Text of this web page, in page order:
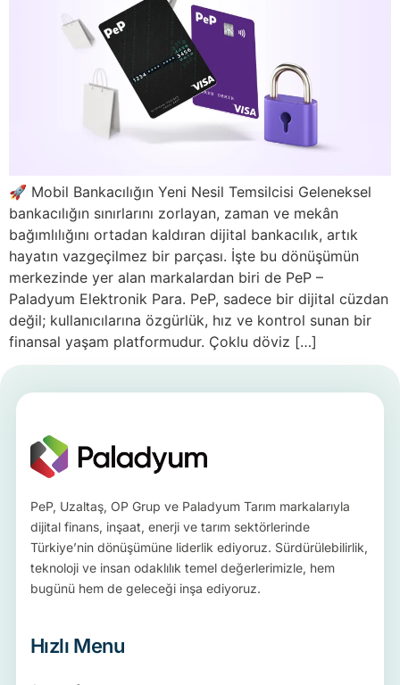
🚀 Mobil Bankacılığın Yeni Nesil Temsilcisi Geleneksel
bankacılığın sınırlarını zorlayan, zaman ve mekân
bağımlılığını ortadan kaldıran dijital bankacılık, artık
hayatın vazgeçilmez bir parçası. İşte bu dönüşümün
merkezinde yer alan markalardan biri de PeP –
Paladyum Elektronik Para. PeP, sadece bir dijital cüzdan
değil; kullanıcılarına özgürlük, hız ve kontrol sunan bir
finansal yaşam platformudur. Çoklu döviz […]
PeP, Uzaltaş, OP Grup ve Paladyum Tarım markalarıyla
dijital finans, inşaat, enerji ve tarım sektörlerinde
Türkiye’nin dönüşümüne liderlik ediyoruz. Sürdürülebilirlik,
teknoloji ve insan odaklılık temel değerlerimizle, hem
bugünü hem de geleceği inşa ediyoruz.
Hızlı Menu